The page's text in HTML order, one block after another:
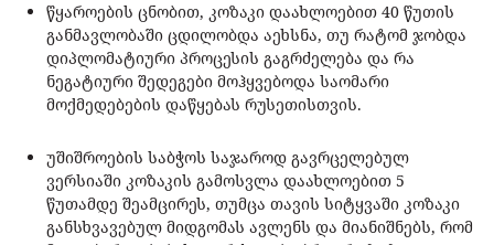
წყაროების ცნობით, კოზაკი დაახლოებით 40 წუთის
განმავლობაში ცდილობდა აეხსნა, თუ რატომ ჯობდა
დიპლომატიური პროცესის გაგრძელება და რა
ნეგატიური შედეგები მოჰყვებოდა საომარი
მოქმედებების დაწყებას რუსეთისთვის.
უშიშროების საბჭოს საჯაროდ გავრცელებულ
ვერსიაში კოზაკის გამოსვლა დაახლოებით 5
წუთამდე შეამცირეს, თუმცა თავის სიტყვაში კოზაკი
განსხვავებულ მიდგომას ავლენს და მიანიშნებს, რომ